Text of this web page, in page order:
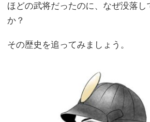
ほどの武将だったのに、なぜ没落し
か？
その歴史を追ってみましょう。